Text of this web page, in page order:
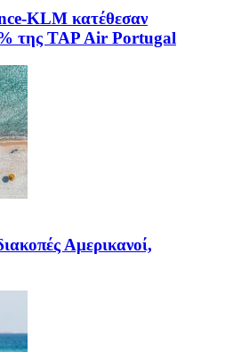
KLM κατέθεσαν
της TAP Air Portugal
Αμερικανοί,